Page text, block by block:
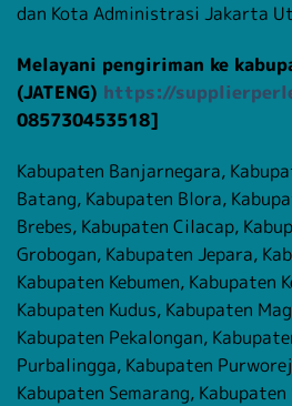
dan Kota Administrasi Jakarta
Melayani pengiriman ke
(JATENG) https://
085730453518]
Kabupaten Banjarnegara,
Batang, Kabupaten Blora,
Brebes, Kabupaten Cilacap,
Grobogan, Kabupaten Jepara,
Kabupaten Kebumen, Kabupaten
Kabupaten Kudus, Kabupaten
Kabupaten Pekalongan,
Purbalingga, Kabupaten
Kabupaten Semarang,